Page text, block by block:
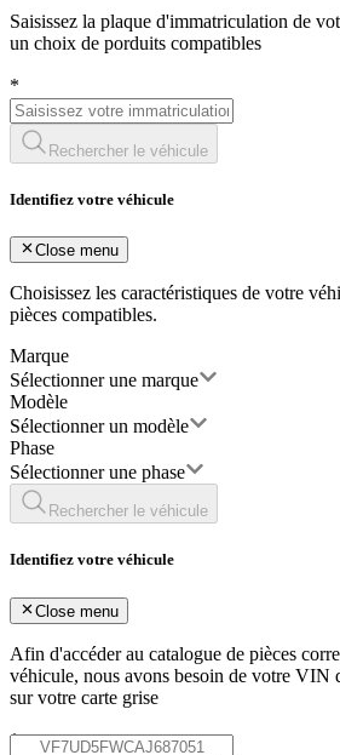
Saisissez la plaque d'immatriculation de
un choix de porduits compatibles
*
Rechercher le véhicule
Identifiez votre véhicule
Close menu
Choisissez les caractéristiques de votre
pièces compatibles.
Marque
Sélectionner une marque
Modèle
Sélectionner un modèle
Phase
Sélectionner une phase
Rechercher le véhicule
Identifiez votre véhicule
Close menu
Afin d'accéder au catalogue de pièces
véhicule, nous avons besoin de votre VIN
sur votre carte grise
*